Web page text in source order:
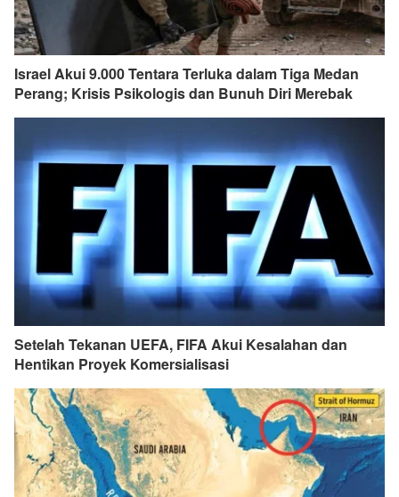
Israel Akui 9.000 Tentara Terluka dalam Tiga Medan
Perang; Krisis Psikologis dan Bunuh Diri Merebak
Setelah Tekanan UEFA, FIFA Akui Kesalahan dan
Hentikan Proyek Komersialisasi